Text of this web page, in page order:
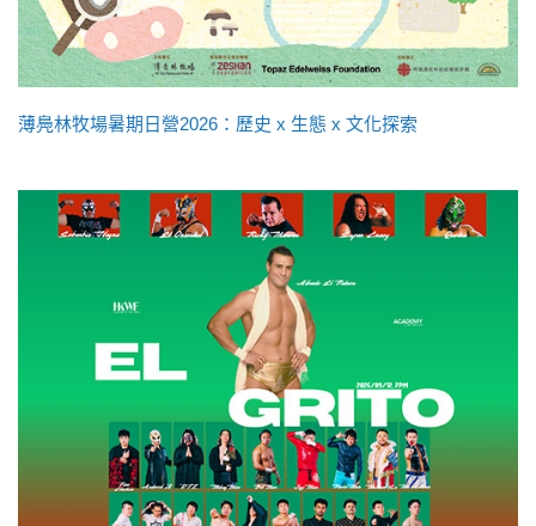
薄鳧林牧場暑期日營2026：歷史 x 生態 x 文化探索